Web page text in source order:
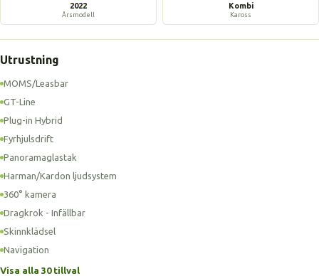
2022
Årsmodell
Kombi
Kaross
Utrustning
MOMS/Leasbar
GT-Line
Plug-in Hybrid
Fyrhjulsdrift
Panoramaglastak
Harman/Kardon ljudsystem
360° kamera
Dragkrok - Infällbar
Skinnklädsel
Navigation
Visa alla 30 tillval